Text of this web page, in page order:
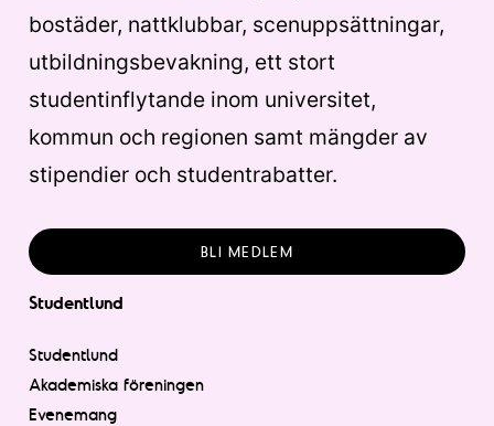
bostäder, nattklubbar, scenuppsättningar,
utbildningsbevakning, ett stort
studentinflytande inom universitet,
kommun och regionen samt mängder av
stipendier och studentrabatter.
BLI MEDLEM
Studentlund
Studentlund
Akademiska föreningen
Evenemang